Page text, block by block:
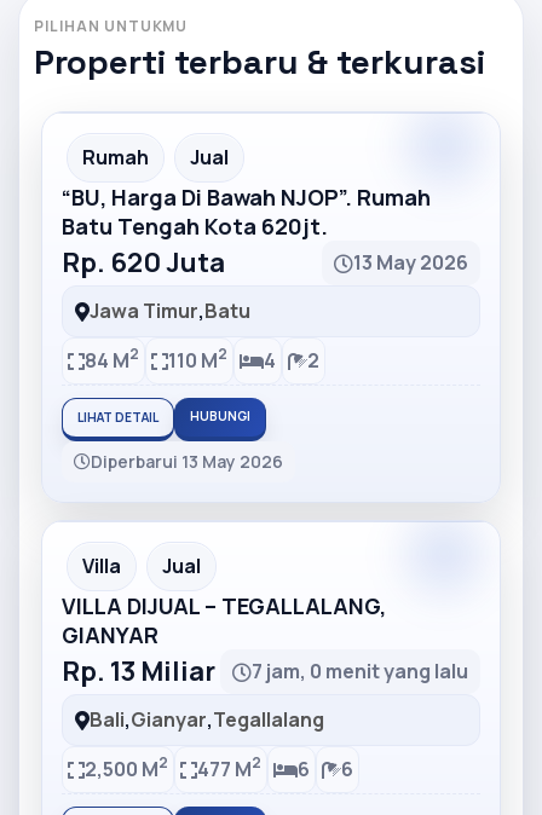
PILIHAN UNTUKMU
Properti terbaru & terkurasi
Partner Ad
Rumah Jual
“BU, Harga Di Bawah NJOP”. Rumah
Batu Tengah Kota 620jt.
Rp. 620 Juta
13 May 2026
Jawa Timur,Batu
84 M2 110 M2 4 2
LIHAT DETAIL HUBUNGI
Diperbarui 13 May 2026
Partner Ad
Villa Jual
VILLA DIJUAL – TEGALLALANG,
GIANYAR
Rp. 13 Miliar
7 jam, 0 menit yang lalu
Bali,Gianyar,Tegallalang
2,500 M2 477 M2 6 6